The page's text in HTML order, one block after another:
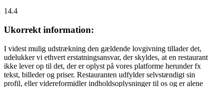
14.4
Ukorrekt information:
I videst mulig udstrækning den gældende lovgivning tillader det,
udelukker vi ethvert erstatningsansvar, der skyldes, at en restaurant
ikke lever op til det, der er oplyst på vores platforme herunder fx
tekst, billeder og priser. Restauranten udfylder selvstændigt sin
profil, eller videreformidler indholdsoplysninger til os og er alene